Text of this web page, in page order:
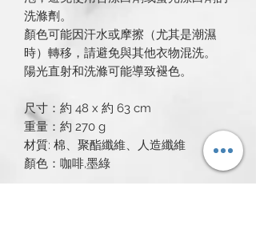
洗滌劑。
顏色可能因汗水或摩擦（尤其是潮濕
時）轉移，請避免與其他衣物混洗。
陽光直射和洗滌可能導致褪色。
尺寸：約 48 x 約 63 cm
重量：約 270 g
材質: 棉、聚酯纖維、人造纖維
顏色：咖啡,墨綠